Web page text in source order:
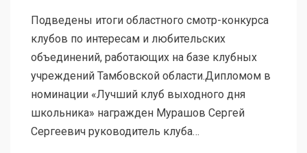
Подведены итоги областного смотр-конкурса
клубов по интересам и любительских
объединений, работающих на базе клубных
учреждений Тамбовской области.Дипломом в
номинации «Лучший клуб выходного дня
школьника» награжден Мурашов Сергей
Сергеевич руководитель клуба…